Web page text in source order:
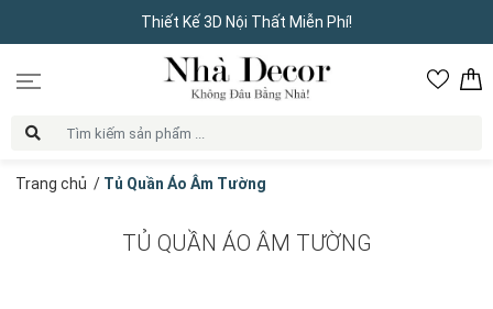
Thiết Kế 3D Nội Thất Miễn Phí!
Trang chủ / Tủ Quần Áo Âm Tường
TỦ QUẦN ÁO ÂM TƯỜNG